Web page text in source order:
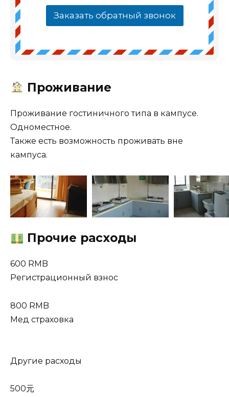
Заказать обратный звонок
Проживание
Проживание гостиничного типа в кампусе.
Одноместное.
Также есть возможность проживать вне
кампуса.
Прочие расходы
600 RMB
Регистрационный взнос
800 RMB
Мед страховка
Другие расходы
500元